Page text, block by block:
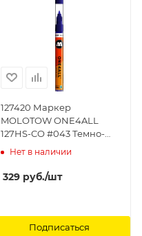
127420 Маркер
MOLOTOW ONE4ALL
127HS-CO #043 Темно-
Фиолетовый 1,5 мм
Нет в наличии
329 руб./шт
Подписаться